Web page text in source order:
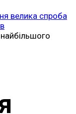
велика спроба